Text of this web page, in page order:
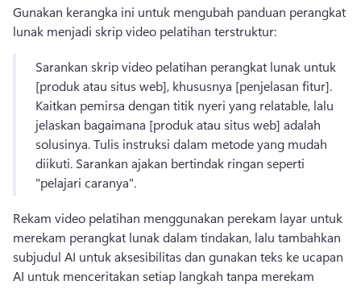
Gunakan kerangka ini untuk mengubah panduan perangkat
lunak menjadi skrip video pelatihan terstruktur:
Sarankan skrip video pelatihan perangkat lunak untuk
Kaitkan pemirsa dengan titik nyeri yang relatable, lalu
jelaskan bagaimana [produk atau situs web] adalah
solusinya. Tulis instruksi dalam metode yang mudah
diikuti. Sarankan ajakan bertindak ringan seperti
"pelajari caranya".
Rekam video pelatihan menggunakan perekam layar untuk
merekam perangkat lunak dalam tindakan, lalu tambahkan
subjudul AI untuk aksesibilitas dan gunakan teks ke ucapan
AI untuk menceritakan setiap langkah tanpa merekam